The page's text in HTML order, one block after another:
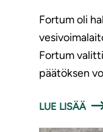
Fortum oli
Fortum
päätöksen
LUE LISÄÄ